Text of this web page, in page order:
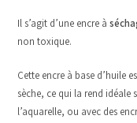
Il s’agit d’une encre à
non toxique.
Cette encre à base d’huile
sèche, ce qui la rend idéale
l’aquarelle, ou avec des